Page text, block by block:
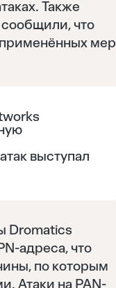
Также
сообщили, что
применённых мер
выступал
Dromatics
адреса, что
по которым
Атаки на PAN-